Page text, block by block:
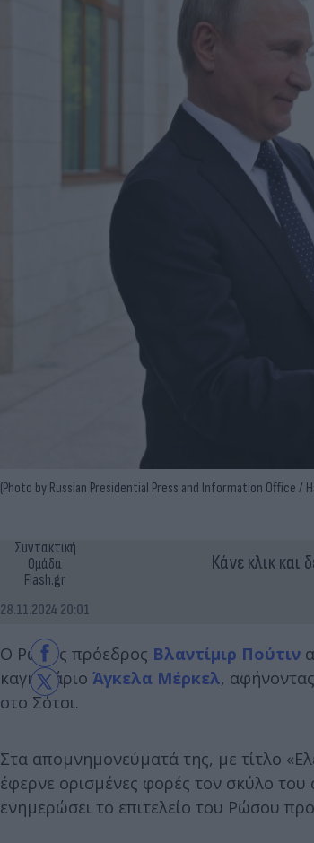
(Photo by Russian Presidential Press and Information Office /
Συντακτική
Ομάδα
Flash.gr
28.11.2024 20:01
Κάνε κλικ και
Ο Ρώσος πρόεδρος Βλαντίμιρ Πούτιν
καγκελάριο Άγκελα Μέρκελ,
στο Σότσι.
Στα απομνημονεύματά της, με τίτλο
έφερνε ορισμένες φορές τον σκύλο του
ενημερώσει το επιτελείο του Ρώσου